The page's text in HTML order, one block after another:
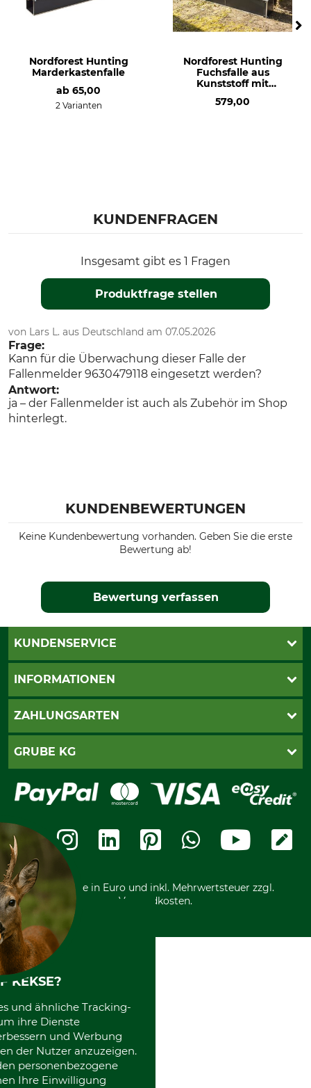
Nordforest Hunting
Marderkastenfalle
ab 65,00
2 Varianten
Nordforest Hunting
Fuchsfalle aus
Kunststoff mit
579,00
KUNDENFRAGEN
Insgesamt gibt es 1 Fragen
Produktfrage stellen
von Lars L. aus Deutschland am 07.05.2026
Frage:
Kann für die Überwachung dieser Falle der
Fallenmelder 9630479118 eingesetzt werden?
Antwort:
ja – der Fallenmelder ist auch als Zubehör im Shop
hinterlegt.
KUNDENBEWERTUNGEN
Keine Kundenbewertung vorhanden. Geben Sie die erste
Bewertung ab!
Bewertung verfassen
KUNDENSERVICE
Live-Shopping
Seilwindenprüfung
Cookie-Einstellungen
INFORMATIONEN
AGB
Bestellung widerrufen
Widerrufsformular
Kostenloser Rückversand
Nachhaltigkeit
Entsorgung und Umwelt
Datenschutz Print
ZAHLUNGSARTEN
PayPal
Bankeinzug
Ratenkauf
Vorkasse
GRUBE KG
Leitbild
Karriere
Ladengeschäft
Motorgeräteshop
Über uns
Community
International
Kooperationen
Alle Preise in Euro und inkl. Mehrwertsteuer zzgl.
Versandkosten.
KEKSE?
und ähnliche Tracking-
ihre Dienste
und Werbung
der Nutzer anzuzeigen.
personenbezogene
Ihre Einwilligung